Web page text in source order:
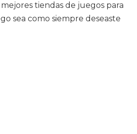
tiendas de juegos para
sea como siempre deseaste